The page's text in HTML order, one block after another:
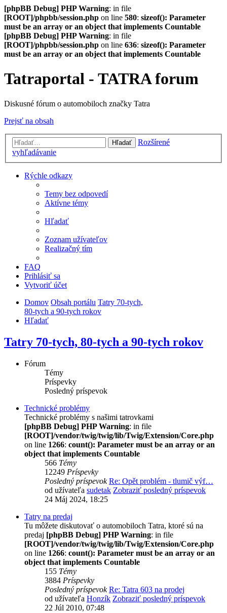
[phpBB Debug] PHP Warning: in file
[ROOT]/phpbb/session.php on line 580: sizeof(): Parameter
must be an array or an object that implements Countable
[phpBB Debug] PHP Warning: in file
[ROOT]/phpbb/session.php on line 636: sizeof(): Parameter
must be an array or an object that implements Countable
Tatraportal - TATRA forum
Diskusné fórum o automobiloch značky Tatra
Prejsť na obsah
Hľadať
Rozšírené
vyhľadávanie
Rýchle odkazy
Temy bez odpovedí
Aktívne témy
Hľadať
Zoznam užívateľov
Realizačný tím
FAQ
Prihlásiť sa
Vytvoriť účet
Domov Obsah portálu Tatry 70-tych,
80-tych a 90-tych rokov
Hľadať
Tatry 70-tych, 80-tych a 90-tych rokov
Fórum
Témy
Príspevky
Posledný príspevok
Technické problémy
Technické problémy s našimi tatrovkami
[phpBB Debug] PHP Warning: in file
[ROOT]/vendor/twig/twig/lib/Twig/Extension/Core.php
on line 1266: count(): Parameter must be an array or an
object that implements Countable
566 Témy
12249 Príspevky
Posledný príspevok Re: Opět problém - tlumič výf…
od užívateľa sudetak Zobraziť posledný príspevok
24 Máj 2024, 18:25
Tatry na predaj
Tu môžete diskutovať o automobiloch Tatra, ktoré sú na
predaj [phpBB Debug] PHP Warning: in file
[ROOT]/vendor/twig/twig/lib/Twig/Extension/Core.php
on line 1266: count(): Parameter must be an array or an
object that implements Countable
155 Témy
3884 Príspevky
Posledný príspevok Re: Tatra 603 na prodej
od užívateľa Honzík Zobraziť posledný príspevok
22 Júl 2010, 07:48